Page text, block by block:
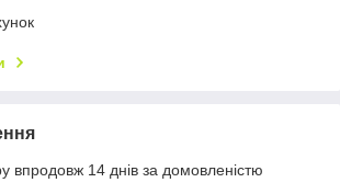
впродовж 14 днів за домовленістю